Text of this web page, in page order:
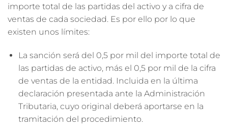
importe total de las partidas del activo y a cifra de
ventas de cada sociedad. Es por ello por lo que
existen unos límites:
La sanción será del 0,5 por mil del importe total de
las partidas de activo, más el 0,5 por mil de la cifra
de ventas de la entidad. Incluida en la última
declaración presentada ante la Administración
Tributaria, cuyo original deberá aportarse en la
tramitación del procedimiento.